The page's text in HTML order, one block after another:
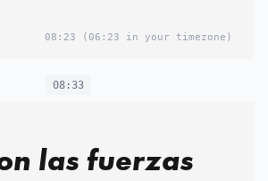
08:23 (06:23 in your timezone)
08:33
las fuerzas